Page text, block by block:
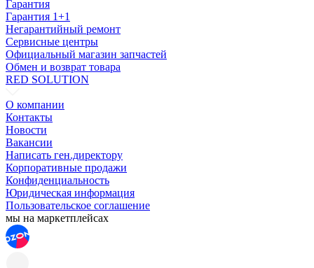
Гарантия
Гарантия 1+1
Негарантийный ремонт
Сервисные центры
Официальный магазин запчастей
Обмен и возврат товара
RED SOLUTION
О компании
Контакты
Новости
Вакансии
Написать ген.директору
Корпоративные продажи
Конфиденциальность
Юридическая информация
Пользовательское соглашение
мы на маркетплейсах